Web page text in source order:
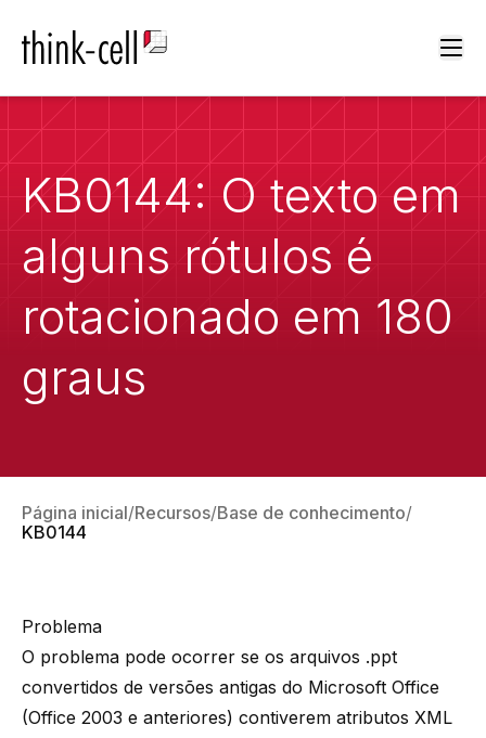
KB0144: O texto em
alguns rótulos é
rotacionado em 180
graus
Página inicial Recursos Base de conhecimento
KB0144
Problema
O problema pode ocorrer se os arquivos .ppt
convertidos de versões antigas do Microsoft Office
(Office 2003 e anteriores) contiverem atributos XML